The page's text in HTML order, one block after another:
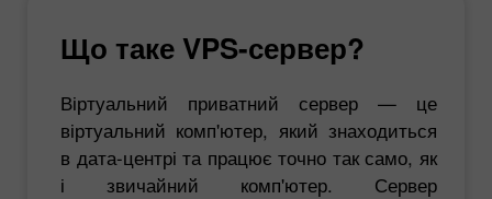
Що таке VPS-сервер?
Віртуальний приватний сервер — це
віртуальний комп'ютер, який знаходиться
в дата-центрі та працює точно так само, як
і звичайний комп'ютер. Сервер